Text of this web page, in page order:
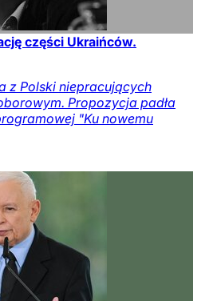
części Ukraińców.
z Polski niepracujących
Propozycja padła
"Ku nowemu